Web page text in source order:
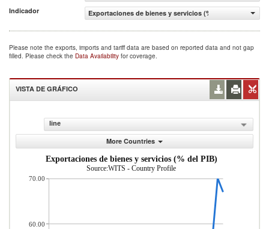
Indicador
Exportaciones de bienes y servicios (% del PIB)
Please note the exports, imports and tariff data are based on reported data and not gap
filled. Please check the Data Availability for coverage.
VISTA DE GRÁFICO
line
More Countries
Exportaciones de bienes y servicios (% del PIB)
Source:WITS - Country Profile
70.00
60.00